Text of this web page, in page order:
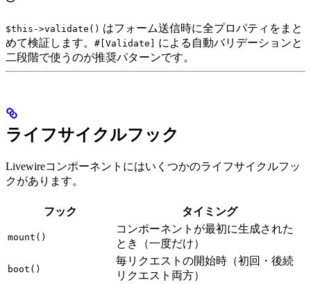
$this->validate() はフォーム送信時に全プロパティをまと
めて検証します。 #[Validate]
による自動バリデーションと
二段階で使うのが推奨パターンです。
ライフサイクルフック
Livewireコンポーネントにはいくつかのライフサイクルフッ
クがあります。
フック タイミング
mount()
コンポーネントが最初に生成された
とき（一度だけ）
boot()
毎リクエストの開始時（初回・後続
リクエスト両方）